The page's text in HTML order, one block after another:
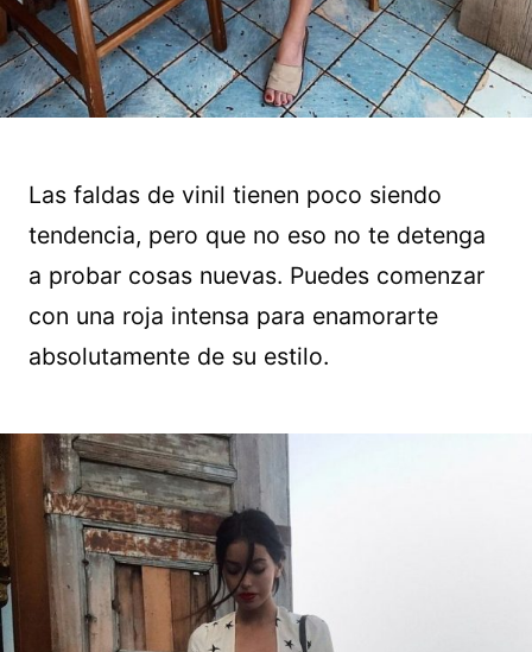
Las faldas de vinil tienen poco siendo
tendencia, pero que no eso no te detenga
a probar cosas nuevas. Puedes comenzar
con una roja intensa para enamorarte
absolutamente de su estilo.